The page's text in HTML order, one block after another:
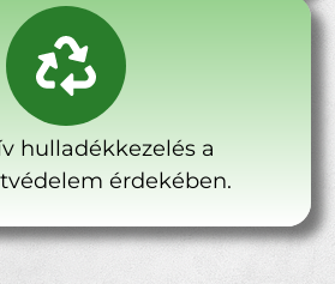
hulladékkezelés a
érdekében.